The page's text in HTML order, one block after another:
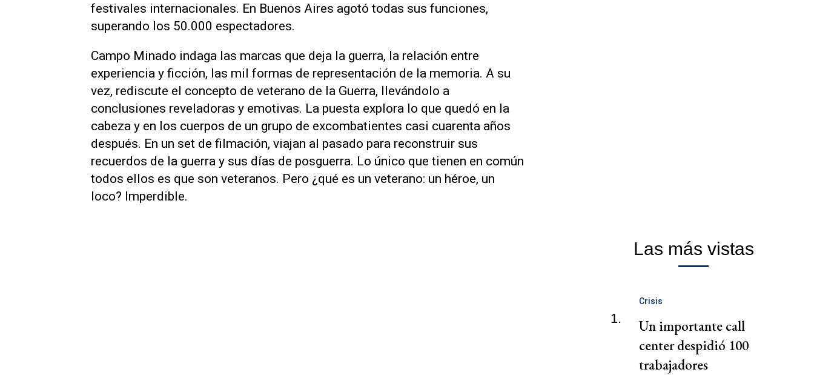
festivales internacionales. En Buenos Aires agotó todas sus funciones,
superando los 50.000 espectadores.
Campo Minado indaga las marcas que deja la guerra, la relación entre
experiencia y ficción, las mil formas de representación de la memoria. A su
vez, rediscute el concepto de veterano de la Guerra, llevándolo a
conclusiones reveladoras y emotivas. La puesta explora lo que quedó en la
cabeza y en los cuerpos de un grupo de excombatientes casi cuarenta años
después. En un set de filmación, viajan al pasado para reconstruir sus
recuerdos de la guerra y sus días de posguerra. Lo único que tienen en común
todos ellos es que son veteranos. Pero ¿qué es un veterano: un héroe, un
loco? Imperdible.
Las más vistas
1.
Crisis
Un importante call
center despidió 100
trabajadores